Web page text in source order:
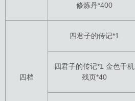
修炼丹*400
四档
四君子的传记*1
四君子的传记*1 金色千机
残页*40